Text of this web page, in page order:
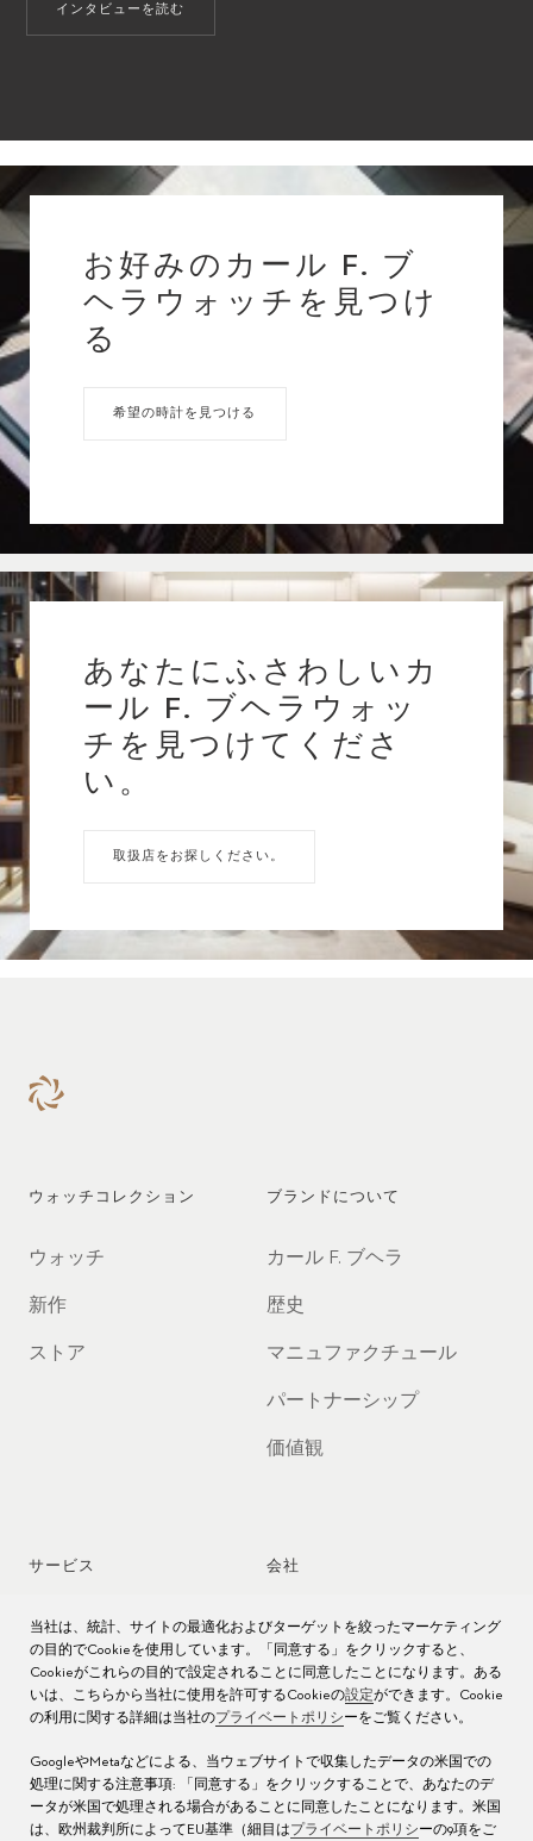
インタビューを読む
お好みのカール F. ブ
ヘラウォッチを見つけ
る
希望の時計を見つける
あなたにふさわしいカ
ール F. ブヘラウォッ
チを見つけてくださ
い。
取扱店をお探しください。
ウォッチコレクション
ウォッチ
新作
ストア
ブランドについて
カール F. ブヘラ
歴史
マニュファクチュール
パートナーシップ
価値観
サービス
時計アフターサービス
時計のお手入れ
取扱説明書
よくある質問
サービス センター
会社
ジョブズ
プレス
お問い合わせ先
当社は、統計、サイトの最適化およびターゲットを絞ったマーケティング
の目的でCookieを使用しています。「同意する」をクリックすると、
Cookieがこれらの目的で設定されることに同意したことになります。ある
いは、こちらから当社に使用を許可するCookieの設定ができます。Cookie
の利用に関する詳細は当社のプライベートポリシーをご覧ください。
GoogleやMetaなどによる、当ウェブサイトで収集したデータの米国での
処理に関する注意事項: 「同意する」をクリックすることで、あなたのデ
ータが米国で処理される場合があることに同意したことになります。米国
は、欧州裁判所によってEU基準（細目はプライベートポリシーの9項をご